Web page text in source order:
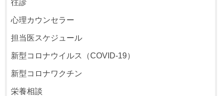
往診
心理カウンセラー
担当医スケジュール
新型コロナウイルス（COVID-19）
新型コロナワクチン
栄養相談